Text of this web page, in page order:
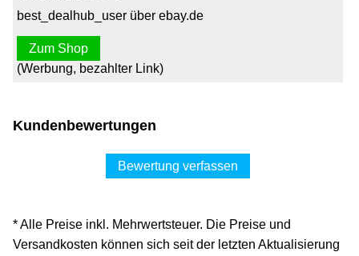
best_dealhub_user über ebay.de
Zum Shop
(Werbung, bezahlter Link)
Kundenbewertungen
Bewertung verfassen
* Alle Preise inkl. Mehrwertsteuer. Die Preise und
Versandkosten können sich seit der letzten Aktualisierung